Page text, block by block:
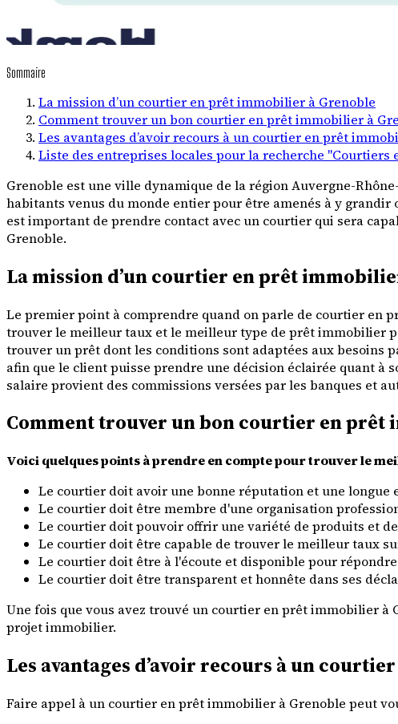
Sommaire
La mission d’un courtier en prêt immobilier à Grenoble
Comment trouver un bon courtier en prêt immobilier à
Les avantages d’avoir recours à un courtier en prêt
Liste des entreprises locales pour la recherche
Grenoble est une ville dynamique de la région Auvergne-
habitants venus du monde entier pour être amenés à y
est important de prendre contact avec un courtier qui sera
Grenoble.
La mission d’un courtier en prêt
Le premier point à comprendre quand on parle de courtier en
trouver le meilleur taux et le meilleur type de prêt immobilier
trouver un prêt dont les conditions sont adaptées aux besoins
afin que le client puisse prendre une décision éclairée quant
salaire provient des commissions versées par les banques et
Comment trouver un bon courtier en prêt
Voici quelques points à prendre en compte pour trouver le
Le courtier doit avoir une bonne réputation et une longue
Le courtier doit être membre d'une organisation
Le courtier doit pouvoir offrir une variété de produits et
Le courtier doit être capable de trouver le meilleur taux
Le courtier doit être à l'écoute et disponible pour
Le courtier doit être transparent et honnête dans ses
Une fois que vous avez trouvé un courtier en prêt immobilier
projet immobilier.
Les avantages d’avoir recours à un
Faire appel à un courtier en prêt immobilier à Grenoble peut